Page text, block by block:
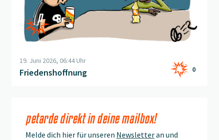
19. Juni 2026, 06:44 Uhr
Friedenshoffnung 0
petarde direkt in deine mailbox!
Melde dich hier für unseren Newsletteran und